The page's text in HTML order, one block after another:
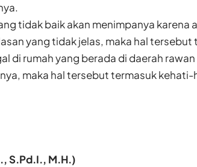
tidak baik akan menimpanya karena
yang tidak jelas, maka hal tersebut
di rumah yang berada di daerah
maka hal tersebut termasuk
S.Pd.I., M.H.)